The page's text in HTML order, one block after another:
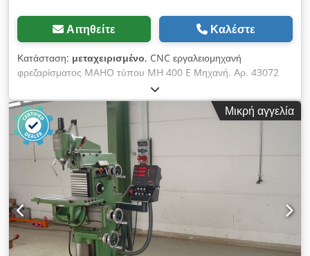
Αιτηθείτε Καλέστε
Κατάσταση: μεταχειρισμένο, CNC εργαλειομηχανή
φρεζαρίσματος MAHO τύπου MH 400 E Μηχανή. Αρ. 43072
Έτος κατασκευής 1989 διαδρομή X: 400 mm Y: 250 mm Z:
375 mm Μέγεθος τραπεζιού 700 x 270 mm Απόσταση μύτης
ατράκτου/τραπέζι μέγ. 410 mm Εργαλειοθήκη ISO 40 με πείρο
έλξης τύπου B Cedpfx Aoh Ic Ufoa Torf Ταχύτητα ατράκτου 80
- 4000 σ.α.λ. 18 βήματα Ταχύτητα πρόωσης 1-1500 mm/min.
αδιαβάθμητα μεταβλητή Ταχεία μετακίνηση (X, Z και Y) 2,5
m/min. Μετατόπιση Pinol κάθετα 50 mm Κίνηση ατράκτου 2,2
kW Σύνδεση δικτύου 400 Volt, 50 Hz, 19 kVA -
Περιστρεφόμενος πίνακας ελέγχου με έλεγχο διαδρομής CNC
PHILIPS 432 - Οθόνη LCD VISCOTECH - υδρομηχανική σύσφιξη
εργαλείων - Περιστρεφόμενη διάταξη για την κατακόρυφη
κεφαλή φρεζαρίσματος - Καμπίνα προστασίας από πιτσιλιές ως
Μικρή αγγελία